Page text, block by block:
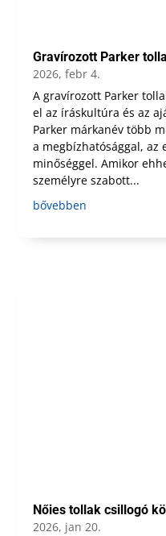
Gravírozott Parker
2026, febr 4.
A gravírozott Parker
el az íráskultúra és az
Parker márkanév több
a megbízhatósággal, az
minőséggel. Amikor
személyre szabott...
bővebben
Nőies tollak csillogó
2026, jan 20.